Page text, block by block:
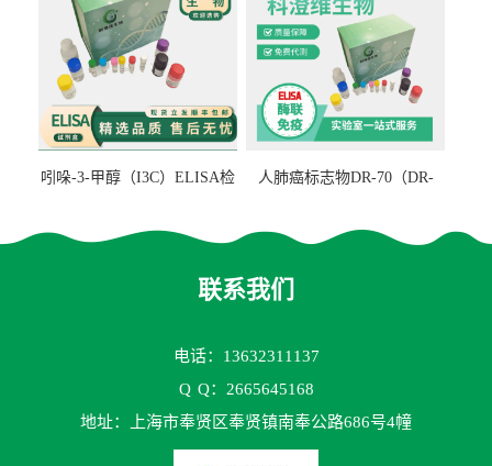
吲哚-3-甲醇（I3C）ELISA检
人肺癌标志物DR-70（DR-
联系我们
电话：13632311137
Q Q：2665645168
地址：上海市奉贤区奉贤镇南奉公路686号4幢